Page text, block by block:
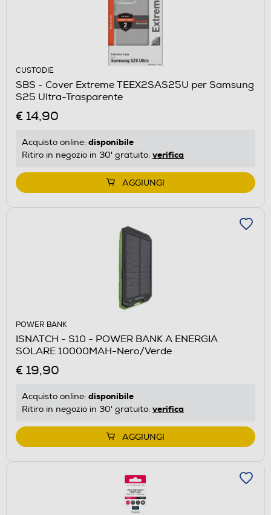
CUSTODIE
SBS - Cover Extreme TEEX2SAS25U per Samsung
S25 Ultra-Trasparente
€ 14,90
Acquisto online: disponibile
Ritiro in negozio in 30' gratuito: verifica
AGGIUNGI
POWER BANK
ISNATCH - S10 - POWER BANK A ENERGIA
SOLARE 10000MAH-Nero/Verde
€ 19,90
Acquisto online: disponibile
Ritiro in negozio in 30' gratuito: verifica
AGGIUNGI